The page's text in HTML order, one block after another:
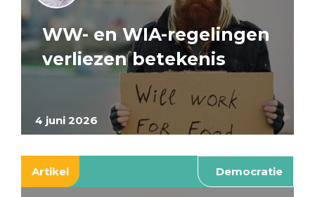
4 juni 2026
WW- en WIA-regelingen
verliezen betekenis
Artikel Democratie